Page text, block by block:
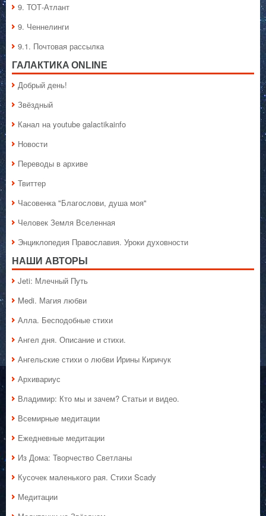
9. ТОТ-Атлант
9. Ченнелинги
9.1. Почтовая рассылка
ГАЛАКТИКA ONLINE
Добрый день!
Звёздный
Канал на youtube galactikainfo
Новости
Переводы в архиве
Твиттер
Часовенка "Благослови, душа моя"
Человек Земля Вселенная
Энциклопедия Православия. Уроки духовности
НАШИ АВТОРЫ
Jeti: Млечный Путь
Medi. Магия любви
Алла. Бесподобные стихи
Ангел дня. Описание и стихи.
Ангельские стихи о любви Ирины Киричук
Архивариус
Владимир: Кто мы и зачем? Статьи и видео.
Всемирные медитации
Ежедневные медитации
Из Дома: Творчество Светланы
Кусочек маленького рая. Стихи Scady
Медитации